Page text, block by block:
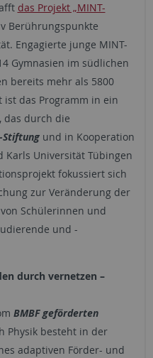
das Projekt „MINT-
Berührungspunkte
Engagierte junge MINT-
Gymnasien im südlichen
bereits mehr als 5800
das Programm in ein
das durch die
Stiftungund in Kooperation
Karls Universität Tübingen
fokussiert sich
zur Veränderung der
Schülerinnen und
und -
durch vernetzen –
BMBF geförderten
Physik besteht in der
adaptiven Förder- und